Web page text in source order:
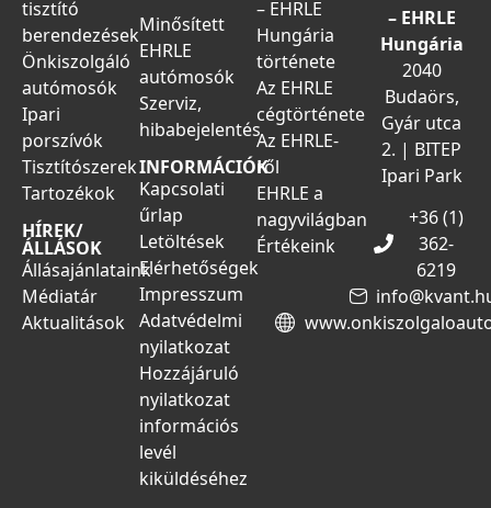
tisztító
berendezések
Önkiszolgáló
autómosók
Ipari
porszívók
Tisztítószerek
Tartozékok
HÍREK/
ÁLLÁSOK
Állásajánlataink
Médiatár
Aktualitások
Minősített
EHRLE
autómosók
Szerviz,
hibabejelentés
INFORMÁCIÓK
Kapcsolati
űrlap
Letöltések
Elérhetőségek
Impresszum
Adatvédelmi
nyilatkozat
Hozzájáruló
nyilatkozat
információs
levél
kiküldéséhez
– EHRLE
Hungária
története
Az EHRLE
cégtörténete
Az EHRLE-
ről
EHRLE a
nagyvilágban
Értékeink
– EHRLE
Hungária
2040
Budaörs,
Gyár utca
2. | BITEP
Ipari Park
+36 (1)
362-
6219